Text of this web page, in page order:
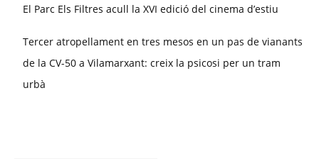
El Parc Els Filtres acull la XVI edició del cinema d’estiu
Tercer atropellament en tres mesos en un pas de vianants
de la CV-50 a Vilamarxant: creix la psicosi per un tram
urbà